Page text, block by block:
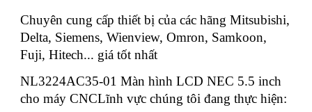
Chuyên cung cấp thiết bị của các hãng Mitsubishi,
Delta, Siemens, Wienview, Omron, Samkoon,
Fuji, Hitech... giá tốt nhất
NL3224AC35-01 Màn hình LCD NEC 5.5 inch
cho máy CNCLĩnh vực chúng tôi đang thực hiện: